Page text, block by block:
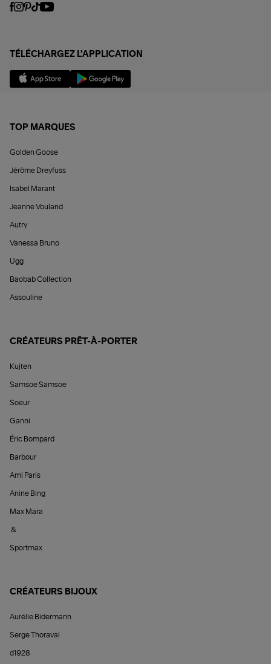
TÉLÉCHARGEZ L'APPLICATION
TOP MARQUES
Golden Goose
Jérôme Dreyfuss
Isabel Marant
Jeanne Vouland
Autry
Vanessa Bruno
Ugg
Baobab Collection
Assouline
CRÉATEURS PRÊT-À-PORTER
Kujten
Samsoe Samsoe
Soeur
Ganni
Éric Bompard
Barbour
Ami Paris
Anine Bing
Max Mara
&
Sportmax
CRÉATEURS BIJOUX
Aurélie Bidermann
Serge Thoraval
d1928